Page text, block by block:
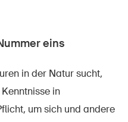
eins
in der Natur sucht,
in
um sich und andere